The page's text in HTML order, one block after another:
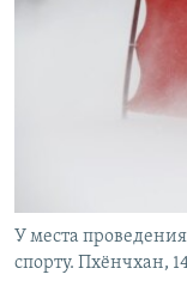
У места
спорту. Пхёнчхан,